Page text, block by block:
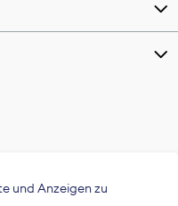
und Anzeigen zu